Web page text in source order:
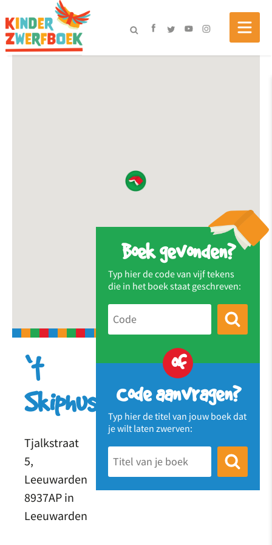
Boek gevonden?
Typ hier de code van vijf tekens
die in het boek staat geschreven:
of
Code aanvragen?
Typ hier de titel van jouw boek dat
je wilt laten zwerven:
‘t
Skiphus
Tjalkstraat
5,
Leeuwarden
8937AP in
Leeuwarden